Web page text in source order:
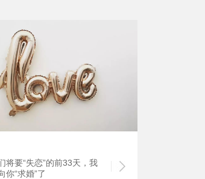
将要“失恋”的前33天，我
你“求婚”了